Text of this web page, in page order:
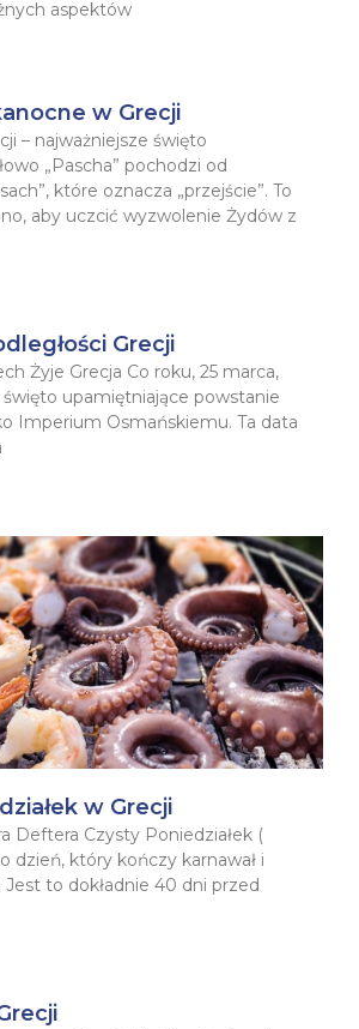
aspektów
w Grecji
– najważniejsze święto
„Pascha” pochodzi od
które oznacza „przejście”. To
aby uczcić wyzwolenie Żydów z
Grecji
Żyje Grecja Co roku, 25 marca,
upamiętniające powstanie
Imperium Osmańskiemu. Ta data
w Grecji
Deftera Czysty Poniedziałek (
dzień, który kończy karnawał i
to dokładnie 40 dni przed